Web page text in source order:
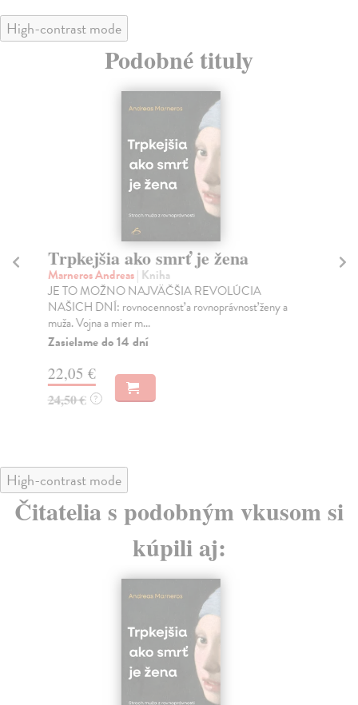
High-contrast mode
Podobné tituly
Trpkejšia ako smrť je žena
Marneros Andreas| Kniha
JE TO MOŽNO NAJVÄČŠIA REVOLÚCIA
NAŠICH DNÍ: rovnocennosť a rovnoprávnosť ženy a
muža. Vojna a mier m...
Zasielame do 14 dní
22,05 €
24,50 € ?
High-contrast mode
Čitatelia s podobným vkusom si
kúpili aj: